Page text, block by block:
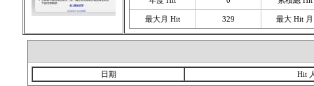
最大月 Hit 329 最大 Hit 月
日期 Hit